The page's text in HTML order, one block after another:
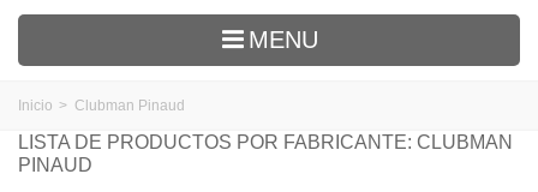
MENU
Inicio > Clubman Pinaud
LISTA DE PRODUCTOS POR FABRICANTE: CLUBMAN
PINAUD